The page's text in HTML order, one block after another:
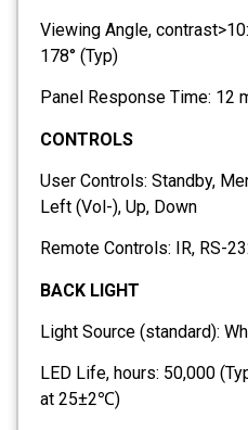
Viewing Angle,
178° (Typ)
Panel Response Time: 12
CONTROLS
User Controls: Standby,
Left (Vol-), Up, Down
Remote Controls: IR, RS-
BACK LIGHT
Light Source (standard):
LED Life, hours: 50,000
at 25±2℃)